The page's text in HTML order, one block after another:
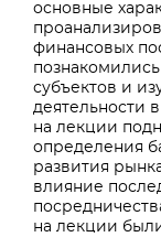
основные
финансовых
субъектов и
деятельности
на лекции
определения
развития
влияние
на лекции